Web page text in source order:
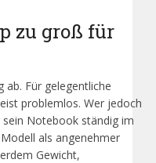
zu groß für
ab. Für gelegentliche
problemlos. Wer jedoch
Notebook ständig im
als angenehmer
Gewicht,